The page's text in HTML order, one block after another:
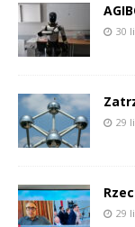
30
29
29